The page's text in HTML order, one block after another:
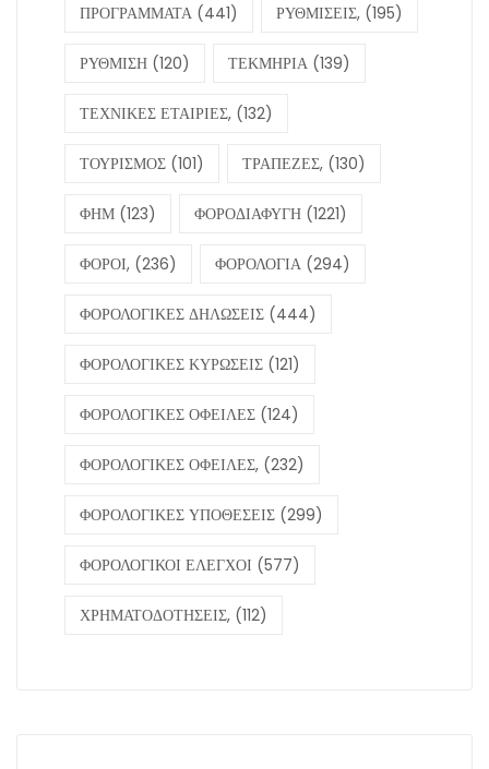
ΠΡΟΓΡΑΜΜΑΤΑ (441) ΡΥΘΜΙΣΕΙΣ, (195)
ΡΥΘΜΙΣΗ (120) ΤΕΚΜΗΡΙΑ (139)
ΤΕΧΝΙΚΕΣ ΕΤΑΙΡΙΕΣ, (132)
ΤΟΥΡΙΣΜΟΣ (101) ΤΡΑΠΕΖΕΣ, (130)
ΦΗΜ (123) ΦΟΡΟΔΙΑΦΥΓΗ (1221)
ΦΟΡΟΙ, (236) ΦΟΡΟΛΟΓΙΑ (294)
ΦΟΡΟΛΟΓΙΚΕΣ ΔΗΛΩΣΕΙΣ (444)
ΦΟΡΟΛΟΓΙΚΕΣ ΚΥΡΩΣΕΙΣ (121)
ΦΟΡΟΛΟΓΙΚΕΣ ΟΦΕΙΛΕΣ (124)
ΦΟΡΟΛΟΓΙΚΕΣ ΟΦΕΙΛΕΣ, (232)
ΦΟΡΟΛΟΓΙΚΕΣ ΥΠΟΘΕΣΕΙΣ (299)
ΦΟΡΟΛΟΓΙΚΟΙ ΕΛΕΓΧΟΙ (577)
ΧΡΗΜΑΤΟΔΟΤΗΣΕΙΣ, (112)